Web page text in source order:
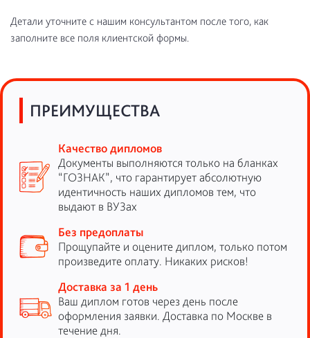
Детали уточните с нашим консультантом после того, как
заполните все поля клиентской формы.
ПРЕИМУЩЕСТВА
Качество дипломов
Документы выполняются только на бланках
“ГОЗНАК”, что гарантирует абсолютную
идентичность наших дипломов тем, что
выдают в ВУЗах
Без предоплаты
Прощупайте и оцените диплом, только потом
произведите оплату. Никаких рисков!
Доставка за 1 день
Ваш диплом готов через день после
оформления заявки. Доставка по Москве в
течение дня.